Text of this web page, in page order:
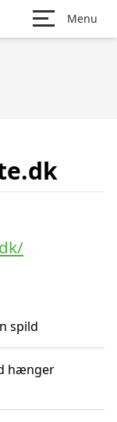
Menu
spild
hænger